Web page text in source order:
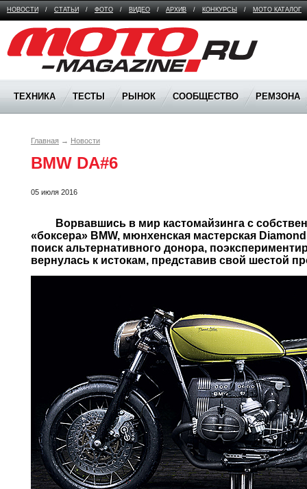
НОВОСТИ / СТАТЬИ / ФОТО / ВИДЕО / АРХИВ / КОНКУРСЫ / МОТО КАТАЛОГ
Moto Magazine
ТЕХНИКА ТЕСТЫ РЫНОК СООБЩЕСТВО РЕМЗОНА
Главная → Новости
BMW DA#6
05 июля 2016
«боксера» BMW, мюнхенская мастерская
поиск альтернативного донора,